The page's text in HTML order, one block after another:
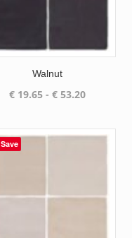
Walnut
€ 19.65 - € 53.20
€ 53.20
Save